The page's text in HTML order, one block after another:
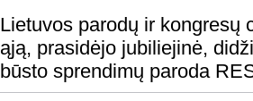
Lietuvos parodų ir kongresų
ąją, prasidėjo jubiliejinė,
būsto sprendimų paroda